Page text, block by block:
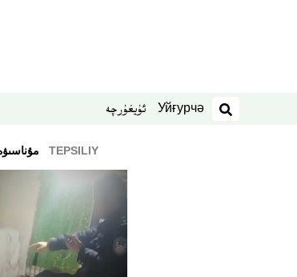
ئۇيغۇرچە Уйғурчә
izdesh
TEPSILIY